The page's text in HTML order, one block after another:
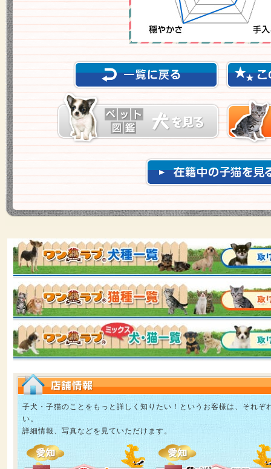
子犬・子猫のことをもっと詳しく知りたい！というお客様は、それぞ
い。
詳細情報、写真などを見ていただけます。